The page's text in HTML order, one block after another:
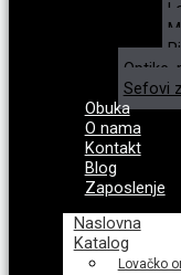
Optike,
Sefovi
Obuka
O nama
Kontakt
Blog
Zaposlenje
Naslovna
Katalog
Lovačko